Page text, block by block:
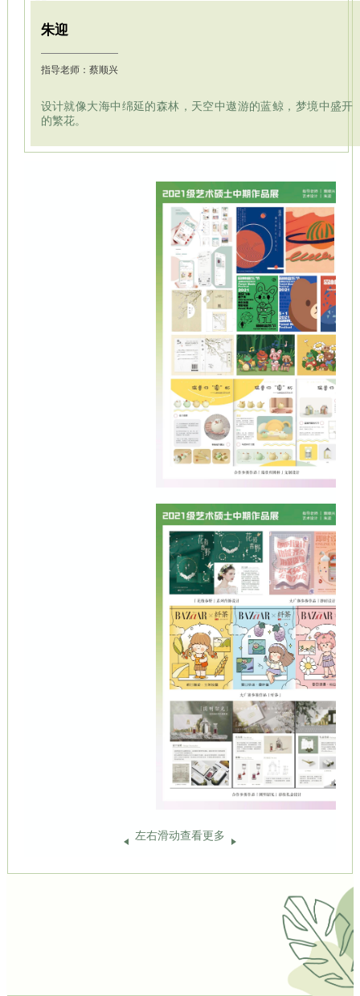
朱迎
指导老师：蔡顺兴
设计就像大海中绵延的森林，天空中遨游的蓝鲸，梦境中盛开
的繁花。
左右滑动查看更多